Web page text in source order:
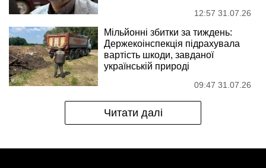
12:57 31.07.26
Мільйонні збитки за тиждень:
Держекоінспекція підрахувала
вартість шкоди, завданої
українській природі
09:47 31.07.26
Читати далі